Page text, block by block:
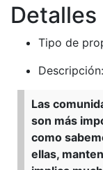
Tipo de
Descripción:
Las
son más
como
ellas,